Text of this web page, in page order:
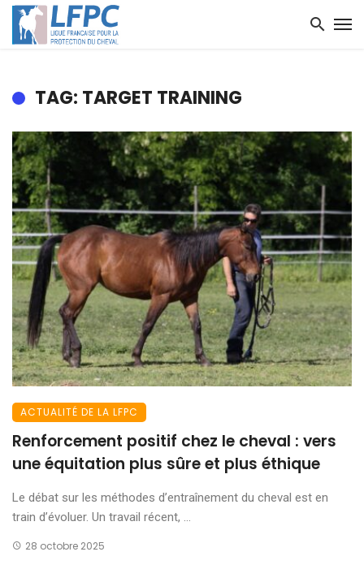
TAG: TARGET TRAINING
ACTUALITÉ DE LA LFPC
Renforcement positif chez le cheval : vers
une équitation plus sûre et plus éthique
Le débat sur les méthodes d’entraînement du cheval est en
train d’évoluer. Un travail récent, ...
28 octobre 2025